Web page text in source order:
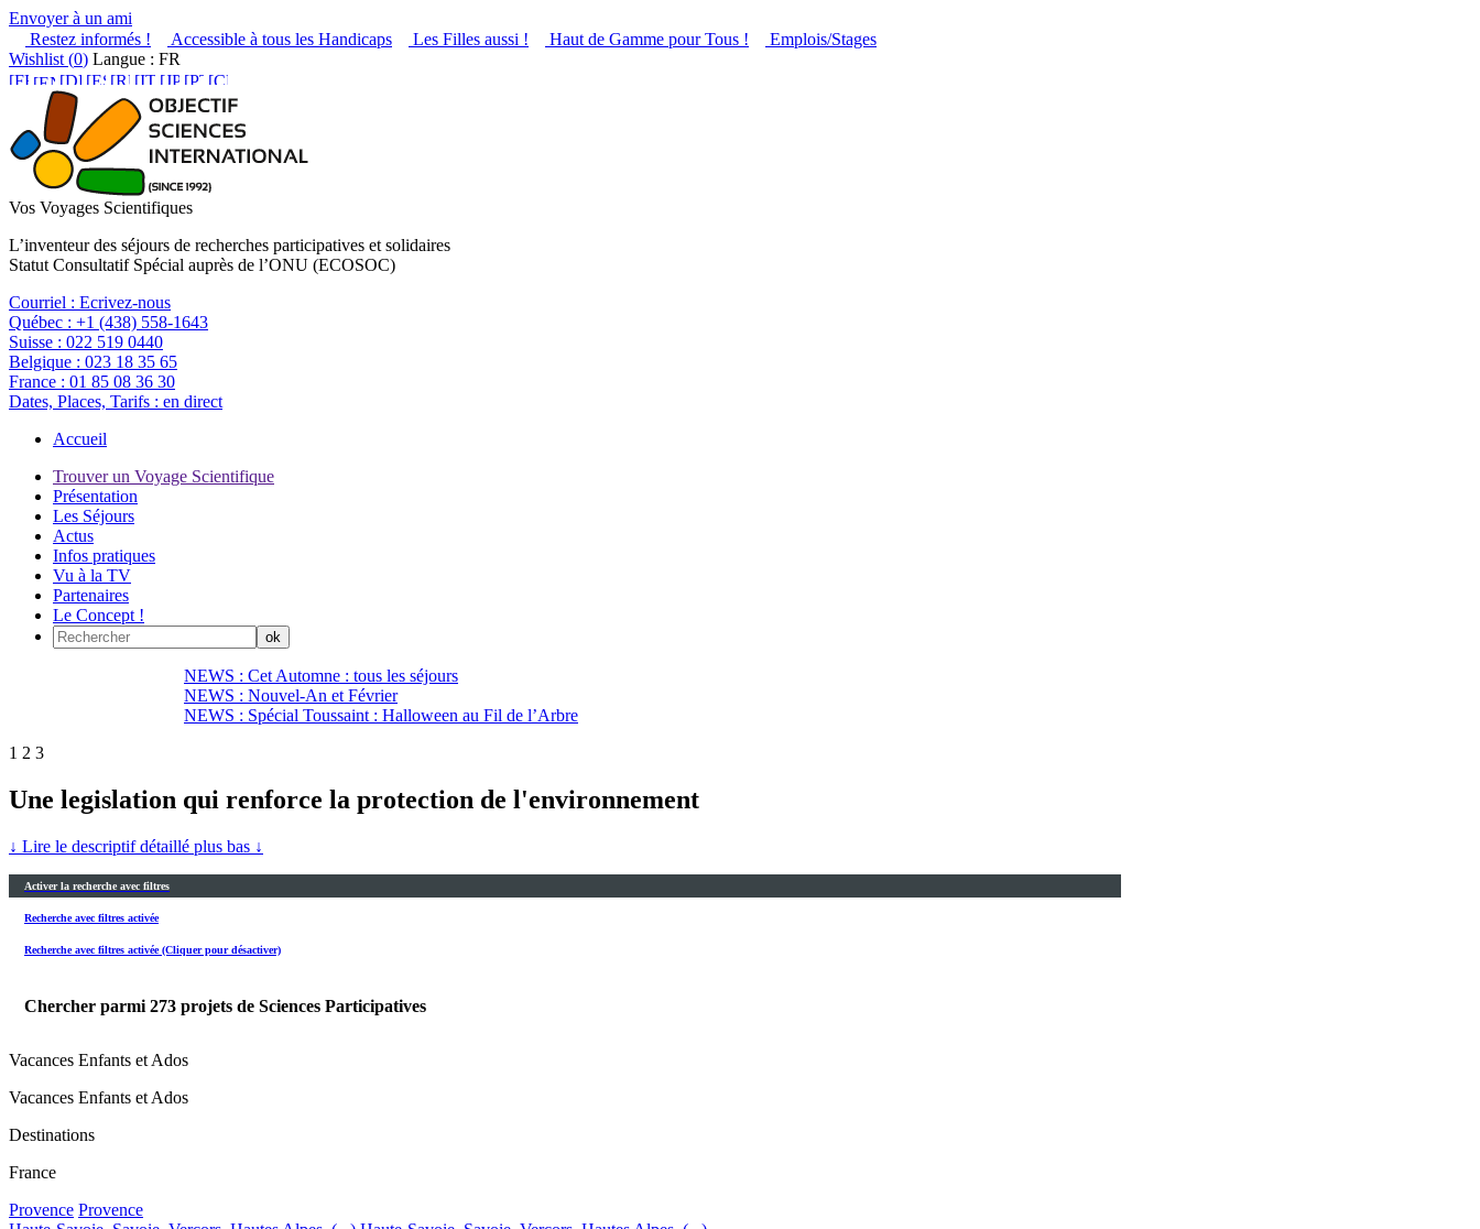
Envoyer à un ami
Restez informés !
Accessible à tous les Handicaps Les Filles aussi ! Haut de Gamme pour Tous !
Emplois/Stages
Wishlist (0) Langue : FR
Vos Voyages Scientifiques
L’inventeur des séjours de recherches participatives et solidaires
Statut Consultatif Spécial auprès de l’ONU (ECOSOC)
Courriel : Ecrivez-nous
Québec : +1 (438) 558-1643
Suisse : 022 519 0440
Belgique : 023 18 35 65
France : 01 85 08 36 30
Dates, Places, Tarifs : en direct
Accueil
Trouver un Voyage Scientifique
Présentation
Les Séjours
Actus
Infos pratiques
Vu à la TV
Partenaires
Le Concept !
NEWS : Cet Automne : tous les séjours
NEWS : Nouvel-An et Février
NEWS : Spécial Toussaint : Halloween au Fil de l’Arbre
1 2 3
Une legislation qui renforce la protection de l'environnement
↓ Lire le descriptif détaillé plus bas ↓
Activer la recherche avec filtres
Recherche avec filtres activée
Recherche avec filtres activée (Cliquer pour désactiver)
Chercher parmi 273 projets de Sciences Participatives
Vacances Enfants et Ados
Vacances Enfants et Ados
Destinations
France
Provence Provence